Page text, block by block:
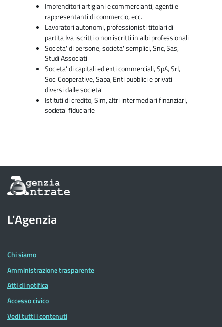
Imprenditori artigiani e commercianti, agenti e
rappresentanti di commercio, ecc.
Lavoratori autonomi, professionisti titolari di
partita Iva iscritti o non iscritti in albi professionali
Societa' di persone, societa' semplici, Snc, Sas,
Studi Associati
Societa' di capitali ed enti commerciali, SpA, Srl,
Soc. Cooperative, Sapa, Enti pubblici e privati
diversi dalle societa'
Istituti di credito, Sim, altri intermediari finanziari,
societa' fiduciarie
Informazioni
sul
dell'Agenzia
delle
Entrate
L'Agenzia
Chi siamo
Amministrazione trasparente
Atti di notifica
Accesso civico
Vedi tutti i contenuti